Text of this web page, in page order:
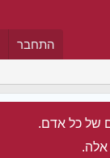
התחבר
של כל אדם.
אלה.